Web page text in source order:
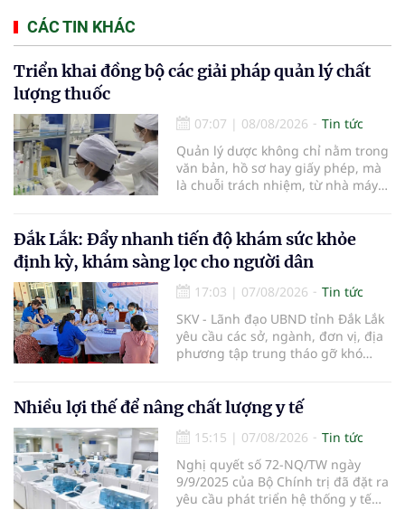
CÁC TIN KHÁC
Triển khai đồng bộ các giải pháp quản lý chất
lượng thuốc
07:07 | 08/08/2026
Tin tức
Quản lý dược không chỉ nằm trong
văn bản, hồ sơ hay giấy phép, mà
là chuỗi trách nhiệm, từ nhà máy
bệnh... Ngành y tế từng bước tiêu
chuẩn hóa, quy chuẩn hóa và hội
nhập quốc tế nhằm giúp cho
người dân tiếp cận thuốc an toàn,
chất lượng, hiệu quả và giá hợp lý.
Đắk Lắk: Đẩy nhanh tiến độ khám sức khỏe
định kỳ, khám sàng lọc cho người dân
17:03 | 07/08/2026
Tin tức
SKV - Lãnh đạo UBND tỉnh Đắk Lắk
yêu cầu các sở, ngành, đơn vị, địa
phương tập trung tháo gỡ khó
sàng lọc cho 100% người dân trên
địa bàn tỉnh trong tháng 10/2026.
Nhiều lợi thế để nâng chất lượng y tế
15:15 | 07/08/2026
Tin tức
Nghị quyết số 72-NQ/TW ngày
9/9/2025 của Bộ Chính trị đã đặt ra
yêu cầu phát triển hệ thống y tế